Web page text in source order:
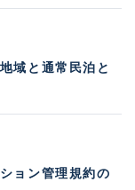
域と通常民泊と
ョン管理規約の